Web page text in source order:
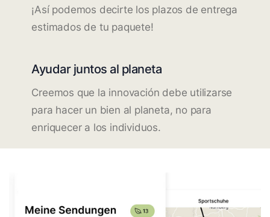
¡Así podemos decirte los plazos de entrega
estimados de tu paquete!
Ayudar juntos al planeta
Creemos que la innovación debe utilizarse
para hacer un bien al planeta, no para
enriquecer a los individuos.